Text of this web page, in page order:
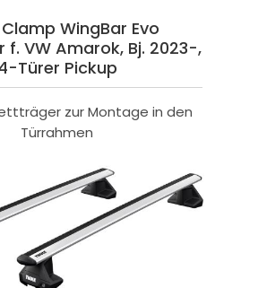
WingBar Evo
f. VW Amarok, Bj. 2023-,
Türer Pickup
zur Montage in den
Türrahmen